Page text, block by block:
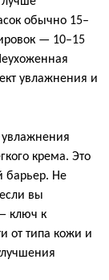
обычно 15–
— 10–15
увлажнения и
увлажнения
крема. Это
барьер. Не
вы
ключ к
от типа кожи и